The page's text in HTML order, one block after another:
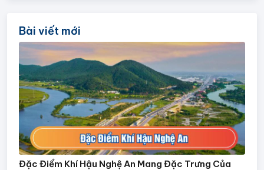
Bài viết mới
Đặc Điểm Khí Hậu Nghệ An Mang Đặc Trưng Của